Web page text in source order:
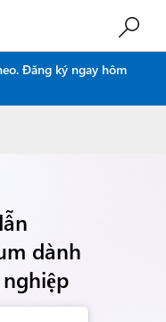
Đăng ký ngay hôm
dành